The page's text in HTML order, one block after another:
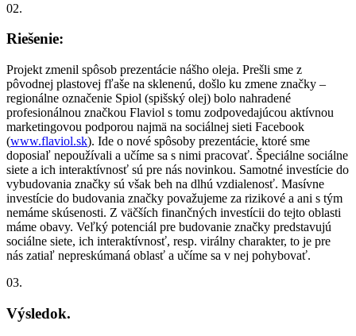
02.
Riešenie:
Projekt zmenil spôsob prezentácie nášho oleja. Prešli sme z
pôvodnej plastovej fľaše na sklenenú, došlo ku zmene značky –
regionálne označenie Spiol (spišský olej) bolo nahradené
profesionálnou značkou Flaviol s tomu zodpovedajúcou aktívnou
marketingovou podporou najmä na sociálnej sieti Facebook
(www.flaviol.sk). Ide o nové spôsoby prezentácie, ktoré sme
doposiaľ nepoužívali a učíme sa s nimi pracovať. Špeciálne sociálne
siete a ich interaktívnosť sú pre nás novinkou. Samotné investície do
vybudovania značky sú však beh na dlhú vzdialenosť. Masívne
investície do budovania značky považujeme za rizikové a ani s tým
nemáme skúsenosti. Z väčších finančných investícii do tejto oblasti
máme obavy. Veľký potenciál pre budovanie značky predstavujú
sociálne siete, ich interaktívnosť, resp. virálny charakter, to je pre
nás zatiaľ nepreskúmaná oblasť a učíme sa v nej pohybovať.
03.
Výsledok.